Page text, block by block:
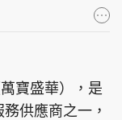
東Touch
寶盛華），是
供應商之一，